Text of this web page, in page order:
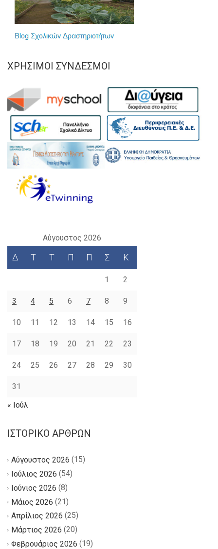
ΧΡΉΣΙΜΟΙ ΣΎΝΔΕΣΜΟΙ
Αύγουστος 2026
Δ Τ Τ Π Π Σ Κ
1 2
3 4 5 6 7 8 9
10 11 12 13 14 15 16
17 18 19 20 21 22 23
24 25 26 27 28 29 30
31
« Ιούλ
ΙΣΤΟΡΙΚΌ ΆΡΘΡΩΝ
Αύγουστος 2026 (15)
Ιούλιος 2026 (54)
Ιούνιος 2026 (8)
Μάιος 2026 (21)
Απρίλιος 2026 (25)
Μάρτιος 2026 (20)
Φεβρουάριος 2026 (19)